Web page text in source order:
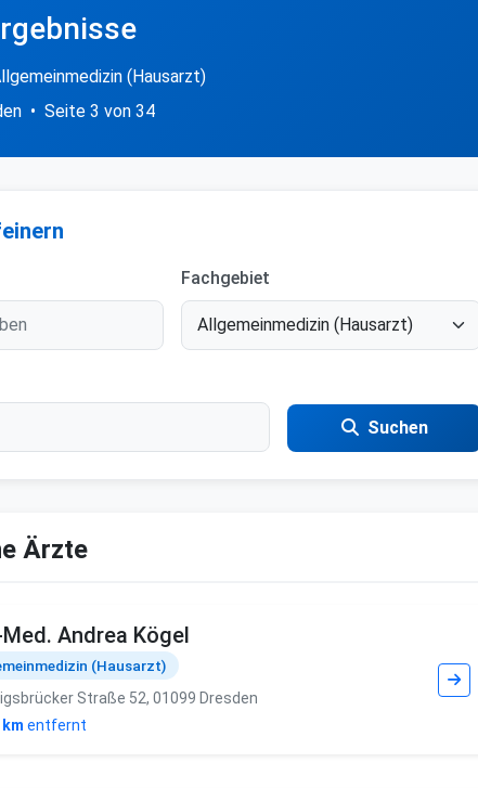
(Hausarzt)
• Seite 3 von 34
Fachgebiet
Suchen
Ärzte
Med. Andrea Kögel
(Hausarzt)
Straße 52, 01099 Dresden
km entfernt